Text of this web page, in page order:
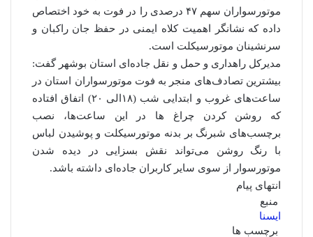
موتورسواران سهم ۴۷ درصدی را در فوت به خود اختصاص
داده که نشانگر اهمیت کلاه ایمنی در حفظ جان راکبان و
سرنشینان موتورسیکلت است.
مدیرکل راهداری و حمل و نقل جاده‌ای استان بوشهر گفت:
بیشترین تصادف‌های منجر به فوت موتورسواران استان در
ساعت‌های غروب و ابتدایی شب (۱۸الی ۲۰) اتفاق افتاده
که روشن کردن چراغ ها در این ساعت‌ها، نصب
برچسب‌های شبرنگ بر بدنه موتورسیکلت و پوشیدن لباس
با رنگ روشن می‌تواند نقش بسزایی در دیده شدن
موتورسوار از سوی سایر کاربران جاده‌ای داشته باشد.
انتهای پیام
منبع
ایسنا
برچسب ها